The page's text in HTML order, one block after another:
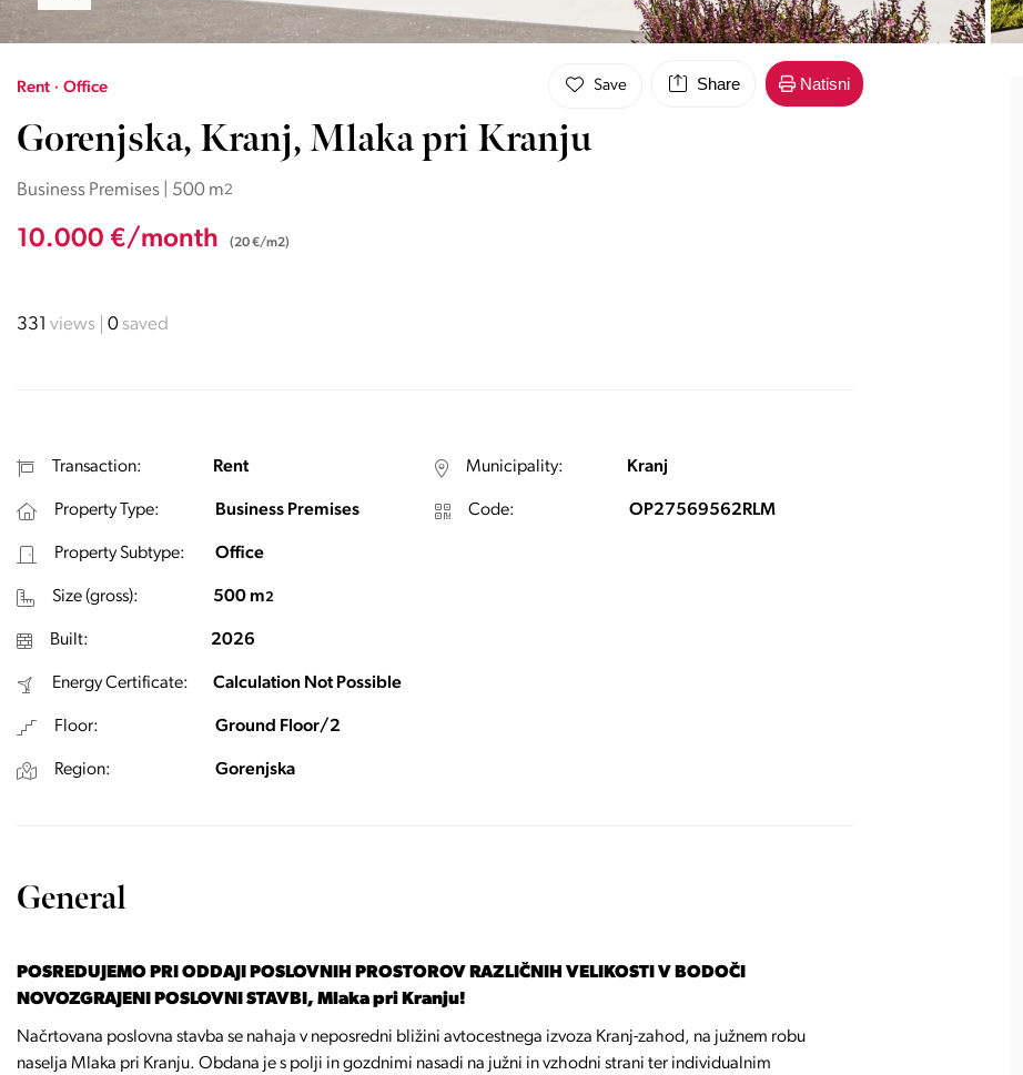
Save Share Natisni
Rent · Office
Gorenjska, Kranj, Mlaka pri Kranju
Business Premises | 500 m2
10.000 €/month (20 €/m2)
331 views 0saved
Transaction: Rent
Property Type: Business Premises
Property Subtype: Office
Size (gross): 500 m2
Built: 2026
Energy Certificate: Calculation Not Possible
Floor: Ground Floor/2
Region: Gorenjska
Municipality: Kranj
Code: OP27569562RLM
General
POSREDUJEMO PRI ODDAJI POSLOVNIH PROSTOROV RAZLIČNIH VELIKOSTI V BODOČI
NOVOZGRAJENI POSLOVNI STAVBI, Mlaka pri Kranju!
Načrtovana poslovna stavba se nahaja v neposredni bližini avtocestnega izvoza Kranj-zahod, na južnem robu
naselja Mlaka pri Kranju. Obdana je s polji in gozdnimi nasadi na južni in vzhodni strani ter individualnim